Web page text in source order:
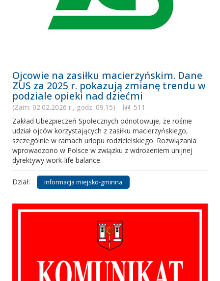
Ojcowie na zasiłku macierzyńskim. Dane
ZUS za 2025 r. pokazują zmianę trendu w
podziale opieki nad dziećmi
(Zam: 02.02.2026 r., godz. 09.15)
511
Zakład Ubezpieczeń Społecznych odnotowuje, że rośnie
udział ojców korzystających z zasiłku macierzyńskiego,
szczególnie w ramach urlopu rodzicielskiego. Rozwiązania
wprowadzono w Polsce w związku z wdrożeniem unijnej
dyrektywy work-life balance.
Dział: Informacja miejsko-gminna